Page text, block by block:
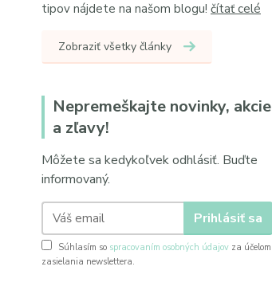
tipov nájdete na našom blogu! čítať celé
Zobraziť všetky články
Nepremeškajte novinky, akcie
a zľavy!
Môžete sa kedykoľvek odhlásiť. Buďte
informovaný.
Prihlásiť sa
Súhlasím so spracovaním osobných údajov za účelom
zasielania newslettera.